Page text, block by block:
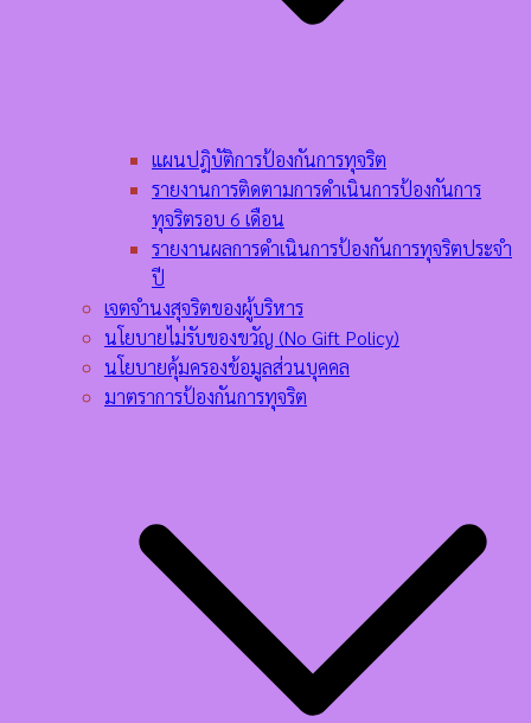
แผนปฎิบัติการป้องกันการทุจริต
รายงานการติดตามการดำเนินการป้องกันการ
ทุจริตรอบ 6 เดือน
รายงานผลการดำเนินการป้องกันการทุจริตประจำ
ปี
เจตจำนงสุจริตของผู้บริหาร
นโยบายไม่รับของขวัญ (No Gift Policy)
นโยบายคุ้มครองข้อมูลส่วนบุคคล
มาตราการป้องกันการทุจริต